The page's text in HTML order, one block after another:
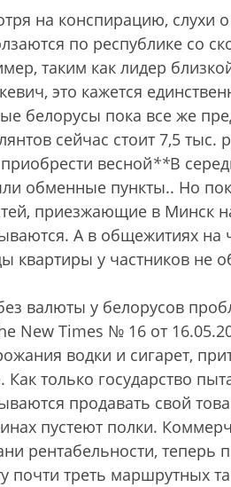
на конспирацию, слухи
по республике со
таким как лидер
это кажется
белорусы пока все же
сейчас стоит 7,5
весной**В
обменные пункты.. Но
приезжающие в Минск
А в общежитиях на
квартиры у частников не
валюты у белорусов
New Times № 16 от
водки и сигарет,
Как только государство
продавать свой
пустеют полки.
рентабельности, теперь
почти треть маршрутных